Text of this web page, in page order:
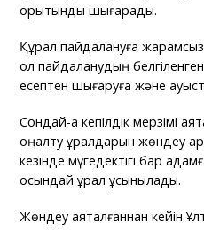
қорытынды шығарады.
Құрал пайдалануға
ол пайдаланудың белгіленген
есептен шығаруға және
Сондай-ақ кепілдік мерзімі
оңалту құралдарын жөндеу
кезінде мүгедектігі бар
осындай құрал ұсынылады.
Жөндеу аяқталғаннан кейін